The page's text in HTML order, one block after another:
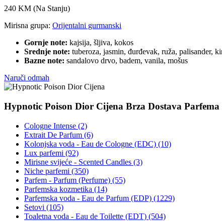
240 KM (Na Stanju)
Mirisna grupa: Orijentalni gurmanski
Gornje note: kajsija, šljiva, kokos
Srednje note: tuberoza, jasmin, đurđevak, ruža, palisander,
Bazne note: sandalovo drvo, badem, vanila, mošus
Naruči odmah
Hypnotic Poison Dior Cijena Brza Dostava
Cologne Intense (2)
Extrait De Parfum (6)
Kolonjska voda - Eau de Cologne (EDC) (10)
Lux parfemi (92)
Mirisne svijeće - Scented Candles (3)
Niche parfemi (350)
Parfem - Parfum (Perfume) (55)
Parfemska kozmetika (14)
Parfemska voda - Eau de Parfum (EDP) (1229)
Setovi (105)
Toaletna voda - Eau de Toilette (EDT) (504)